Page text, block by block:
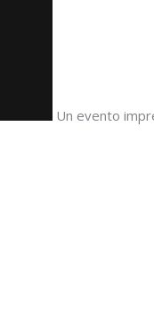
Un evento